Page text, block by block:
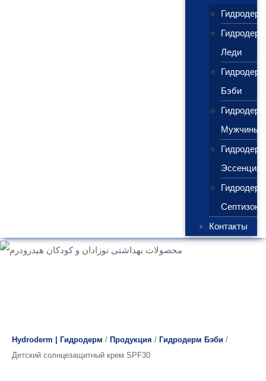
Гидродерм
Гидродерм
Леди
Гидродерм
Бэби
Гидродерм
Мужчины
Гидродерм
Эссенция
Гидродерм
Септизон
Контакты
Hydroderm | Гидродерм / Продукция / Гидродерм Бэби /
Детский солнцезащитный крем SPF30